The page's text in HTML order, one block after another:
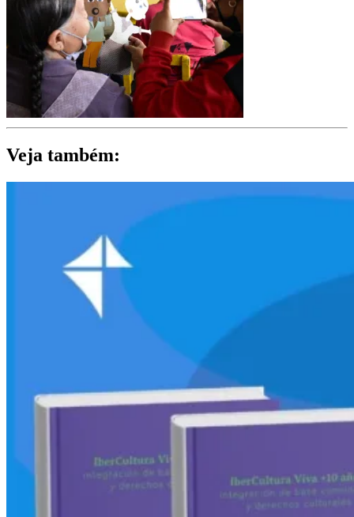
Veja também: